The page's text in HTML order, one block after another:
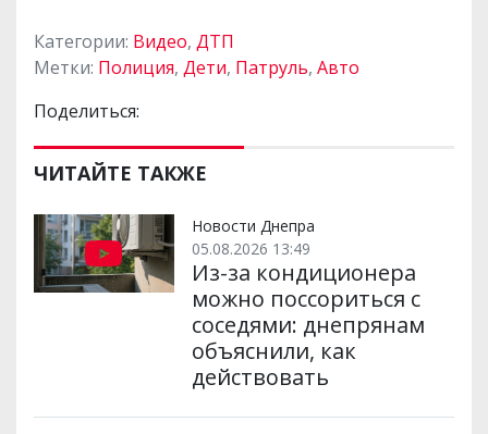
Категории: Видео, ДТП
Метки: Полиция, Дети, Патруль, Авто
Поделиться:
ЧИТАЙТЕ ТАКЖЕ
Новости Днепра
05.08.2026 13:49
Из-за кондиционера
можно поссориться с
соседями: днепрянам
объяснили, как
действовать